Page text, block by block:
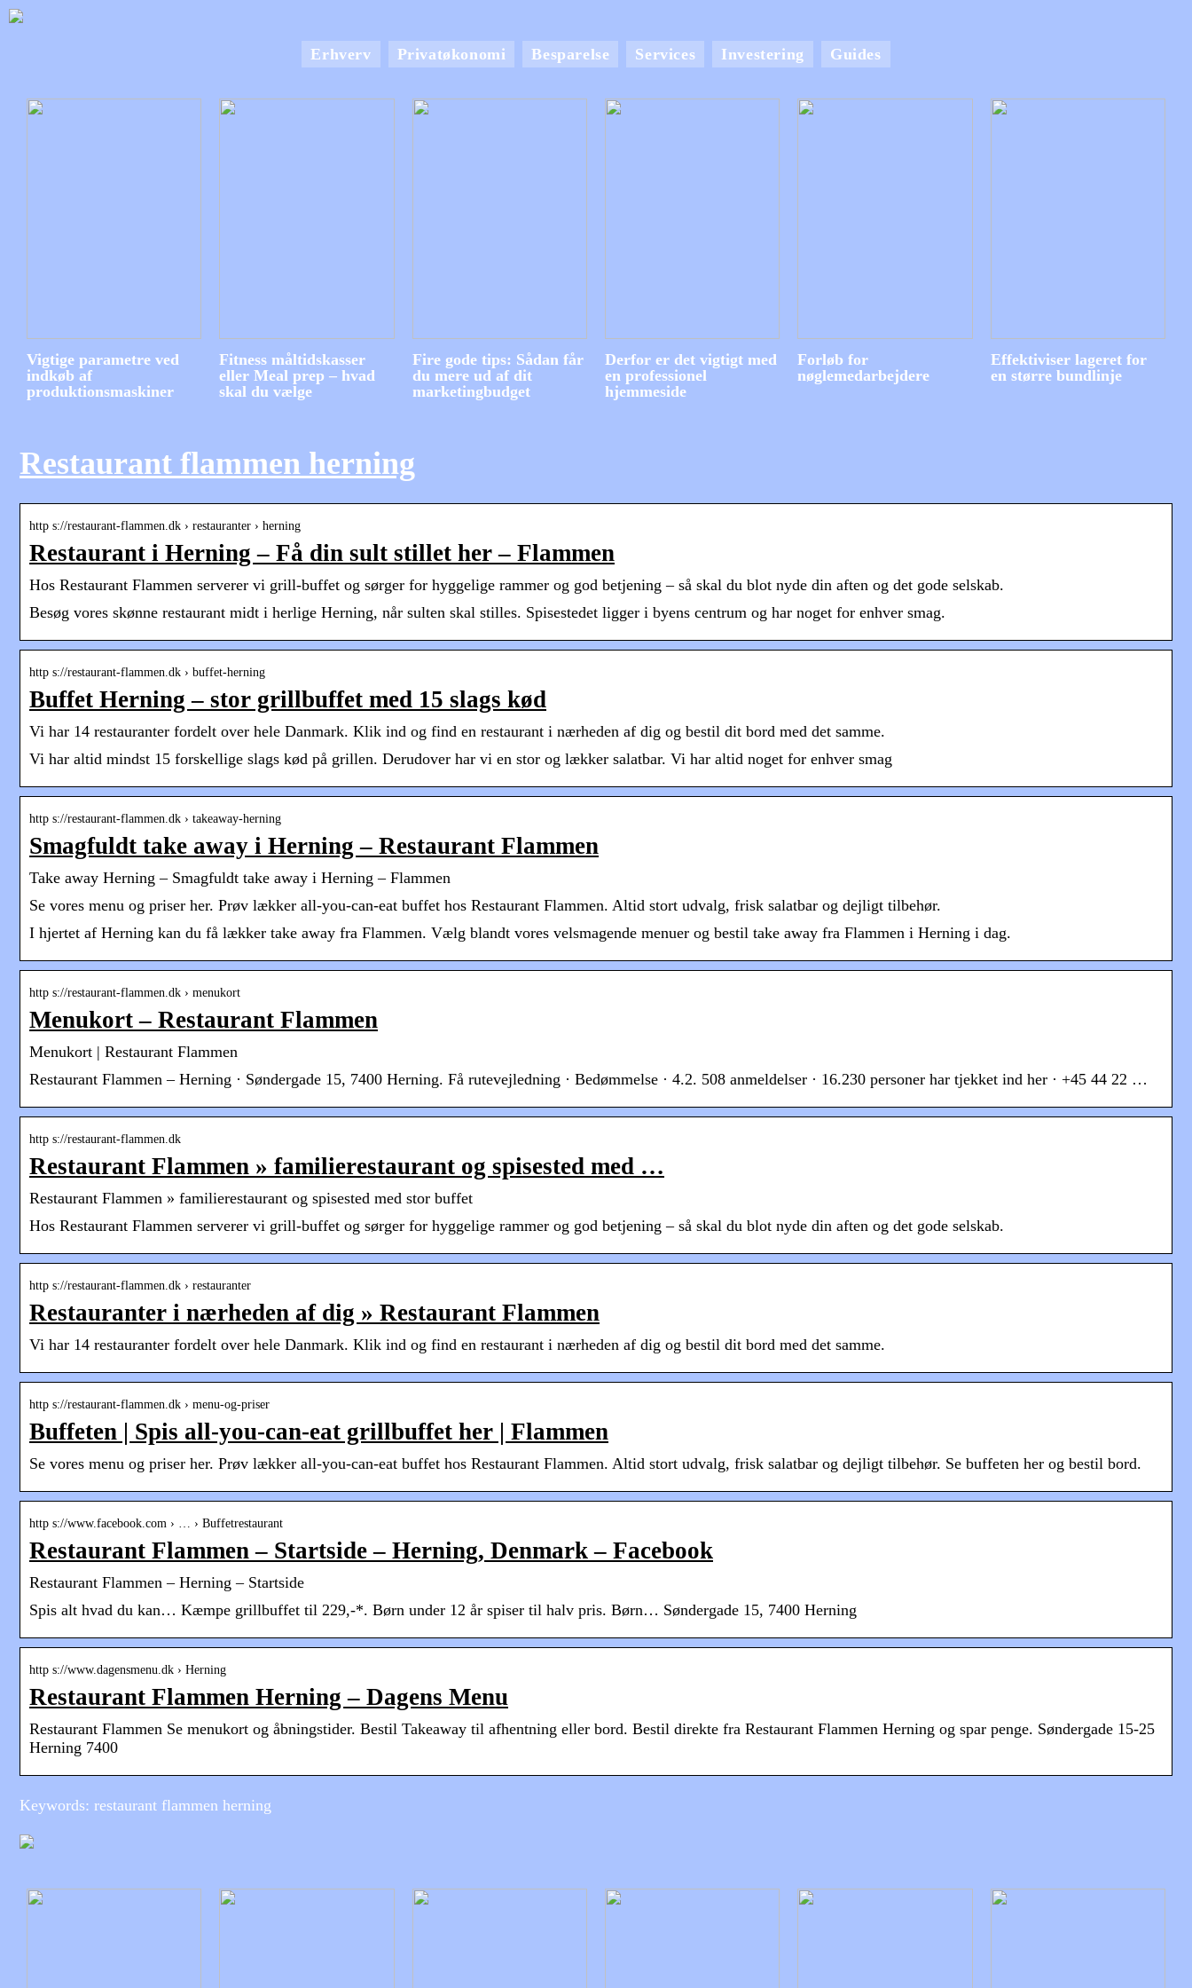
Erhverv Privatøkonomi Besparelse Services Investering Guides
Vigtige parametre ved
indkøb af
produktionsmaskiner
Fitness måltidskasser
eller Meal prep – hvad
skal du vælge
Fire gode tips: Sådan får
du mere ud af dit
marketingbudget
Derfor er det vigtigt med
en professionel
hjemmeside
Forløb for
nøglemedarbejdere
Effektiviser lageret for
en større bundlinje
Restaurant flammen herning
http s://restaurant-flammen.dk › restauranter › herning
Restaurant i Herning – Få din sult stillet her – Flammen
Hos Restaurant Flammen serverer vi grill-buffet og sørger for hyggelige rammer og god betjening – så skal du blot nyde din aften og det gode selskab.
Besøg vores skønne restaurant midt i herlige Herning, når sulten skal stilles. Spisestedet ligger i byens centrum og har noget for enhver smag.
http s://restaurant-flammen.dk › buffet-herning
Buffet Herning – stor grillbuffet med 15 slags kød
Vi har 14 restauranter fordelt over hele Danmark. Klik ind og find en restaurant i nærheden af dig og bestil dit bord med det samme.
Vi har altid mindst 15 forskellige slags kød på grillen. Derudover har vi en stor og lækker salatbar. Vi har altid noget for enhver smag
http s://restaurant-flammen.dk › takeaway-herning
Smagfuldt take away i Herning – Restaurant Flammen
Take away Herning – Smagfuldt take away i Herning – Flammen
Se vores menu og priser her. Prøv lækker all-you-can-eat buffet hos Restaurant Flammen. Altid stort udvalg, frisk salatbar og dejligt tilbehør.
I hjertet af Herning kan du få lækker take away fra Flammen. Vælg blandt vores velsmagende menuer og bestil take away fra Flammen i Herning i dag.
http s://restaurant-flammen.dk › menukort
Menukort – Restaurant Flammen
Menukort | Restaurant Flammen
Restaurant Flammen – Herning · Søndergade 15, 7400 Herning. Få rutevejledning · Bedømmelse · 4.2. 508 anmeldelser · 16.230 personer har tjekket ind her · +45 44 22 …
http s://restaurant-flammen.dk
Restaurant Flammen » familierestaurant og spisested med …
Restaurant Flammen » familierestaurant og spisested med stor buffet
Hos Restaurant Flammen serverer vi grill-buffet og sørger for hyggelige rammer og god betjening – så skal du blot nyde din aften og det gode selskab.
http s://restaurant-flammen.dk › restauranter
Restauranter i nærheden af dig » Restaurant Flammen
Vi har 14 restauranter fordelt over hele Danmark. Klik ind og find en restaurant i nærheden af dig og bestil dit bord med det samme.
http s://restaurant-flammen.dk › menu-og-priser
Buffeten | Spis all-you-can-eat grillbuffet her | Flammen
Se vores menu og priser her. Prøv lækker all-you-can-eat buffet hos Restaurant Flammen. Altid stort udvalg, frisk salatbar og dejligt tilbehør. Se buffeten her og bestil bord.
http s://www.facebook.com › … › Buffetrestaurant
Restaurant Flammen – Startside – Herning, Denmark – Facebook
Restaurant Flammen – Herning – Startside
Spis alt hvad du kan… Kæmpe grillbuffet til 229,-*. Børn under 12 år spiser til halv pris. Børn… Søndergade 15, 7400 Herning
http s://www.dagensmenu.dk › Herning
Restaurant Flammen Herning – Dagens Menu
Restaurant Flammen Se menukort og åbningstider. Bestil Takeaway til afhentning eller bord. Bestil direkte fra Restaurant Flammen Herning og spar penge. Søndergade 15-25
Herning 7400
Keywords: restaurant flammen herning